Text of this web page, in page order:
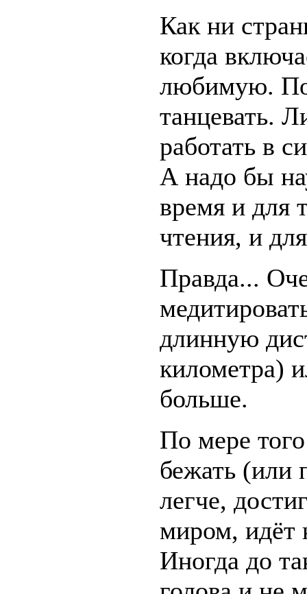
Как ни
когда
любимую.
танцевать.
работать в
А надо бы
время и для
чтения, и
Правда...
длинную
километра)
больше.
По мере
бежать (или
легче,
миром, идёт
Иногда до